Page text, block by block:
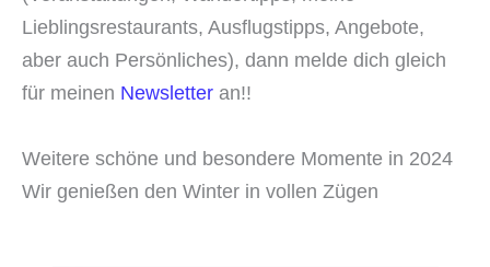
Lieblingsrestaurants, Ausflugstipps, Angebote,
aber auch Persönliches), dann melde dich gleich
für meinen Newsletter an!!
Weitere schöne und besondere Momente in 2024
Wir genießen den Winter in vollen Zügen